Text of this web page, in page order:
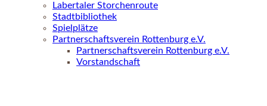
Labertaler Storchenroute
Stadtbibliothek
Spielplätze
Partnerschaftsverein Rottenburg e.V.
Partnerschaftsverein Rottenburg e.V.
Vorstandschaft